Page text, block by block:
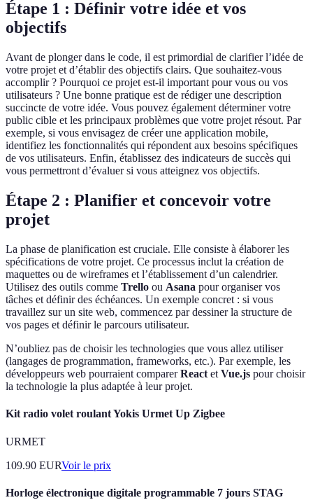
Étape 1 : Définir votre idée et vos
objectifs
Avant de plonger dans le code, il est primordial de clarifier l’idée de
votre projet et d’établir des objectifs clairs. Que souhaitez-vous
accomplir ? Pourquoi ce projet est-il important pour vous ou vos
utilisateurs ? Une bonne pratique est de rédiger une description
succincte de votre idée. Vous pouvez également déterminer votre
public cible et les principaux problèmes que votre projet résout. Par
exemple, si vous envisagez de créer une application mobile,
identifiez les fonctionnalités qui répondent aux besoins spécifiques
de vos utilisateurs. Enfin, établissez des indicateurs de succès qui
vous permettront d’évaluer si vous atteignez vos objectifs.
Étape 2 : Planifier et concevoir votre
projet
La phase de planification est cruciale. Elle consiste à élaborer les
spécifications de votre projet. Ce processus inclut la création de
maquettes ou de wireframes et l’établissement d’un calendrier.
Utilisez des outils comme Trello ou Asana pour organiser vos
tâches et définir des échéances. Un exemple concret : si vous
travaillez sur un site web, commencez par dessiner la structure de
vos pages et définir le parcours utilisateur.
N’oubliez pas de choisir les technologies que vous allez utiliser
(langages de programmation, frameworks, etc.). Par exemple, les
développeurs web pourraient comparerReact et Vue.js pour choisir
la technologie la plus adaptée à leur projet.
Kit radio volet roulant Yokis Urmet Up Zigbee
URMET
109.90 EURVoir le prix
Horloge électronique digitale programmable 7 jours STAG